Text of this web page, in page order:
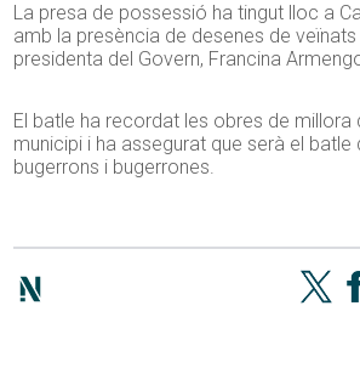
La presa de possessió ha tingut lloc a
amb la presència de desenes de
presidenta del Govern, Francina
El batle ha recordat les obres de millora
municipi i ha assegurat que serà el batle
bugerrons i bugerrones.